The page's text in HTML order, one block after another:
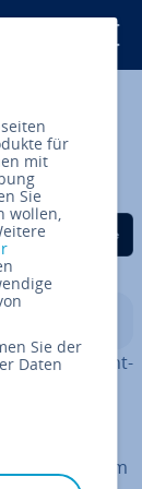
teilen
teilen
LinkedIn
für Ent­
Funk­ti­ons­
quell­of­fe­
Fle­xi­bi­li­tät im
für
mit
Sie
wollen,
Sie der
Daten